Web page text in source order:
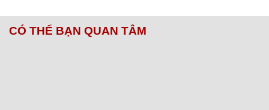
CÓ THỂ BẠN QUAN TÂM